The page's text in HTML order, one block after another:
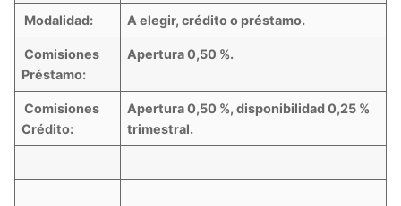
Modalidad: A elegir, crédito o préstamo.
Comisiones
Préstamo:
Apertura 0,50 %.
Comisiones
Crédito:
Apertura 0,50 %, disponibilidad 0,25 %
trimestral.